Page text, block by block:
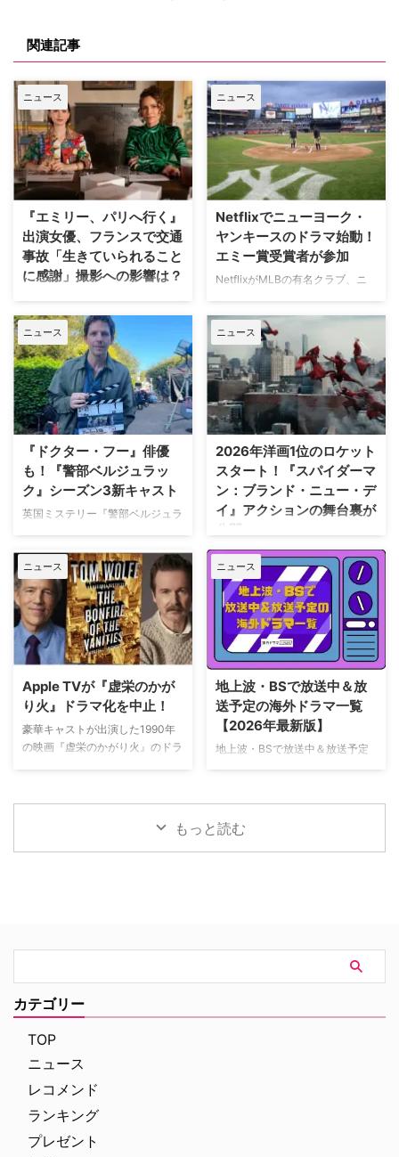
関連記事
ニュース
『エミリー、パリへ行く』
出演女優、フランスで交通
事故「生きていられること
に感謝」撮影への影響は？
人気Netflixドラマ『エミリー、パ
リへ行く』第6シーズンに出演す
るイギリス人女優のミニー・ドラ
イヴァーが、フランスでの撮影休
止期間中に深刻な自動車事故に遭
っていたことが分かった。 生き
ていられることに心から感謝 ミ
ニーは過去8週間にわたり、
Instagram上で「パリ近況報告」
と題した動画シリーズを投稿。最
終シーズンの撮影で滞在していた
パリでの日常をファンに届けてい
た。しかし8月6日（木）早朝、
公開。「パリの最新情報だけど、
実はロンドンに戻っ …
ニュース
Netflixでニューヨーク・
ヤンキースのドラマ始動！
エミー賞受賞者が参加
NetflixがMLBの有名クラブ、ニ
した新作ドラマシリーズの開発を
進めている。米Varietyが報じ
た。 『オザークへようこそ』ジ
ェイソン・ベイトマンも関与
Netflixは、今年3月のMLB開幕戦
をライヴ配信したのを皮切りに、
7月のホームランダービーもリリ
を深めている。この協力関係は
2028年まで続く予定だ。今月中
旬に行われるフィールド・オブ・
ドリームス（映画『フィールド・
オブ・ドリームス』の舞台となっ
たアイオワ州のとうもろこし畑の
中にある球 …
ニュース
『ドクター・フー』俳優
も！『警部ベルジュラッ
ク』シーズン3新キャスト
英国ミステリー『警部ベルジュラ
ている。また、4人のキャストが
新たに加わることも明らかになっ
た。英BBCなど複数のメディアが
伝えている。 これまでで最も衝
撃的な事件に巻き込まれるベルジ
ュラック 1981年から1991年にか
けて英BBCで放送されたジョン・
『Bergerac（原題）』をリブー
トした本作。イギリス海峡に浮か
ぶジャージー島を舞台に、警部の
ジム・ベルジュラックが事件に挑
ニュース
2026年洋画1位のロケット
スタート！『スパイダーマ
ン：ブランド・ニュー・デ
イ』アクションの舞台裏が
公開
トム・ホランド演じるスパイダー
マンの新たな物語を描く映画『ス
パイダーマン：ブランド・ニュ
ー・デイ』が大ヒット上映中だ。
公開初日の興行収入は5億6,000
万円を超え、2026年公開の洋画
ナンバーワンを記録。このたび、
主演のトム・ホランド自らが臨場
感あふれるアクションシーン撮影
の裏側を明かす特別映像が公開さ
れた。 世界中で大ヒットを記
録！ 映画史に残る快挙を達成 ソ
ニー・ピクチャーズ配給、トム・
ー＝スパイダーマンの新たなる物
語、『スパイダーマン：ブラン
ド・ニュー・デイ』が大ヒット …
ニュース
Apple TVが『虚栄のかが
り火』ドラマ化を中止！
豪華キャストが出演した1990年
の映画『虚栄のかがり火』のドラ
トム・ウルフのベストセラー小説
く。人種間の対立を煽って全国的
な名声を得た …
ニュース
地上波・BSで放送中＆放
送予定の海外ドラマ一覧
【2026年最新版】
地上波・BSで放送中＆放送予定
中＆放送予定の海外ドラマ 海外
ドラマ『DOC（ドック） あす
へのカルテ』 NHK BSプレミアム
4K｜毎週（木） 17：00～ イタ
ーロ ほか ≫≫『DOC（ドッ
ク）3 あすへのカルテ』詳細 海
すへのカルテ』 総合｜毎週
もっと読む
カテゴリー
TOP
ニュース
レコメンド
ランキング
プレゼント